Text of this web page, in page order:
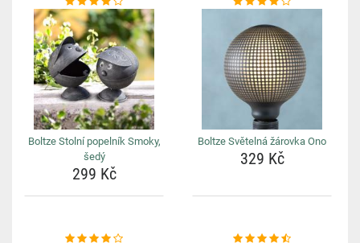
Boltze Stolní popelník Smoky,
šedý
299 Kč
Boltze Světelná žárovka Ono
329 Kč